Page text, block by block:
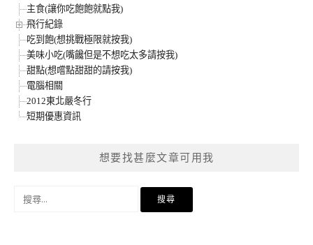
主食(讓你吃飽飽就點我)
飛行紀錄
吃到飽(想挑戰極限就按我)
美味小吃(嘴饞但是不想吃太多請按我)
甜點(想嚐點甜甜的請按我)
電腦相關
2012東北嚴冬行
短期優惠資訊
想要找甚麼文章可用我